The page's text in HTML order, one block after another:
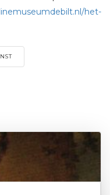
het-